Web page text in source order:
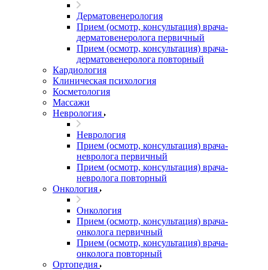
Дерматовенерология
Прием (осмотр, консультация) врача-
дерматовенеролога первичный
Прием (осмотр, консультация) врача-
дерматовенеролога повторный
Кардиология
Клиническая психология
Косметология
Массажи
Неврология
Неврология
Прием (осмотр, консультация) врача-
невролога первичный
Прием (осмотр, консультация) врача-
невролога повторный
Онкология
Онкология
Прием (осмотр, консультация) врача-
онколога первичный
Прием (осмотр, консультация) врача-
онколога повторный
Ортопедия